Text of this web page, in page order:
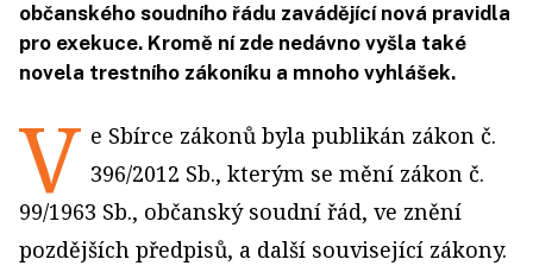
občanského soudního řádu zavádějící nová pravidla
pro exekuce. Kromě ní zde nedávno vyšla také
novela trestního zákoníku a mnoho vyhlášek.
V e Sbírce zákonů byla publikán zákon č.
396/2012 Sb., kterým se mění zákon č.
99/1963 Sb., občanský soudní řád, ve znění
pozdějších předpisů, a další související zákony.